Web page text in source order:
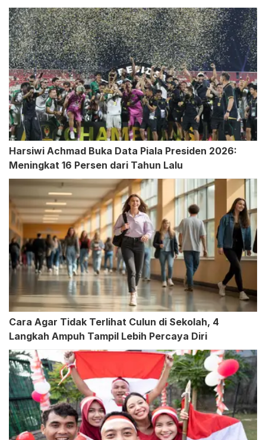
Harsiwi Achmad Buka Data Piala Presiden 2026:
Meningkat 16 Persen dari Tahun Lalu
Cara Agar Tidak Terlihat Culun di Sekolah, 4
Langkah Ampuh Tampil Lebih Percaya Diri